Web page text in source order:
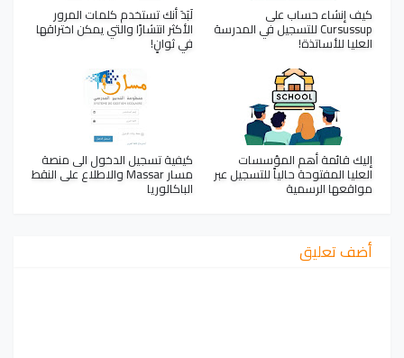
كيف إنشاء حساب على
Cursussup للتسجيل في المدرسة
العليا للأساتذة!
لَبَدَ أنك تستخدم كلمات المرور
الأكثر انتشارًا والتي يمكن اختراقها
في ثوانٍ!
إليك قائمة أهم المؤسسات
العليا المفتوحة حالياً للتسجيل عبر
مواقعها الرسمية
كيفية تسجيل الدخول الى منصة
مسار Massar والاطلاع على النقط
الباكالوريا
أضف تعليق